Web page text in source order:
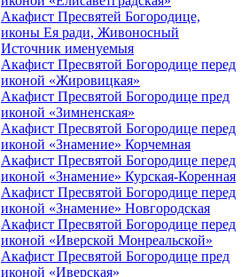
Акафист Пресвятей Богородице,
иконы Ея ради, Живоносный
Источник именуемыя
Акафист Пресвятой Богородице перед
иконой «Жировицкая»
Акафист Пресвятой Богородице пред
иконой «Зимненская»
Акафист Пресвятой Богородице перед
иконой «Знамение» Корчемная
Акафист Пресвятой Богородице перед
иконой «Знамение» Курская-Коренная
Акафист Пресвятой Богородице перед
иконой «Знамение» Новгородская
Акафист Пресвятой Богородице перед
иконой «Иверской Монреальской»
Акафист Пресвятой Богородице пред
иконой «Иверская»